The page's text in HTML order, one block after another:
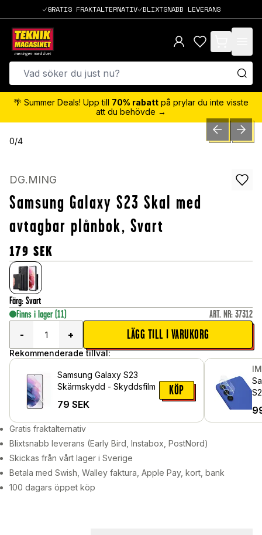
GRATIS FRAKTALTERNATIV BLIXTSNABB LEVERANS
items in cart,
🌴 Summer Deals! Upp till 70% rabatt på prylar du inte visste
att du behövde →
0/4 PREVIOUSNEXT
DG.MING
Samsung Galaxy S23 Skal med
avtagbar plånbok, Svart
179 SEK
Färg: Svart
Finns i lager (11) ART. NR: 37312
-
+ LÄGG TILL I VARUKORG
Rekommenderade tillval:
Samsung Galaxy S23
Skärmskydd - Skyddsfilm
79 SEK
KÖP
Gratis fraktalternativ
Blixtsnabb leverans (Early Bird, Instabox, PostNord)
Skickas från vårt lager i Sverige
Betala med Swish, Walley faktura, Apple Pay, kort, bank
100 dagars öppet köp